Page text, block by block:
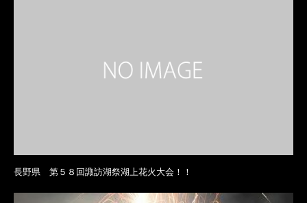
長野県 第５８回諏訪湖祭湖上花火大会！！